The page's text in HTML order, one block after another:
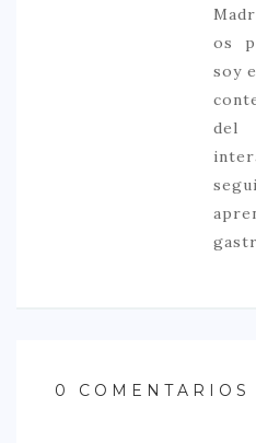
os
soy
del
0 COMENTARIOS